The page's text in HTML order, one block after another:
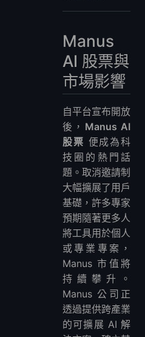
Manus
AI 股票與
市場影響
自平台宣布開放
後， Manus AI
股票 便成為科
技圈的熱門話
題。取消邀請制
大幅擴展了用戶
基礎，許多專家
預期隨著更多人
將工具用於個人
或專業專案，
Manus 市值將
持續攀升。
Manus 公司正
透過提供跨產業
的可擴展 AI 解